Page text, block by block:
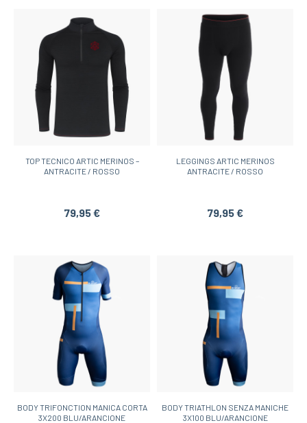
TOP TECNICO ARTIC MERINOS –
ANTRACITE / ROSSO
79,95 €
LEGGINGS ARTIC MERINOS
ANTRACITE / ROSSO
79,95 €
BODY TRIFONCTION MANICA CORTA
3X200 BLU/ARANCIONE
BODY TRIATHLON SENZA MANICHE
3X100 BLU/ARANCIONE